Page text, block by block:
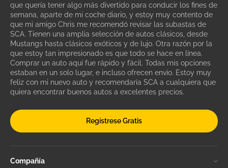
que quería tener algo más divertido para conducir los fines de
semana, aparte de mi coche diario, y estoy muy contento de
que mi amigo Chris me recomendó revisar las subastas de
SCA. Tienen una amplia selección de autos clásicos, desde
Mustangs hasta clásicos exóticos y de lujo. Otra razón por la
que estoy tan impresionado es que todo se hace en línea.
Comprar un auto aquí fue rápido y fácil. Todas mis opciones
estaban en un solo lugar, e incluso ofrecen envío. Estoy muy
feliz con mi nuevo auto y recomendaría SCA a cualquiera que
quiera encontrar buenos autos a excelentes precios.
Regístrese Gratis
Compañía